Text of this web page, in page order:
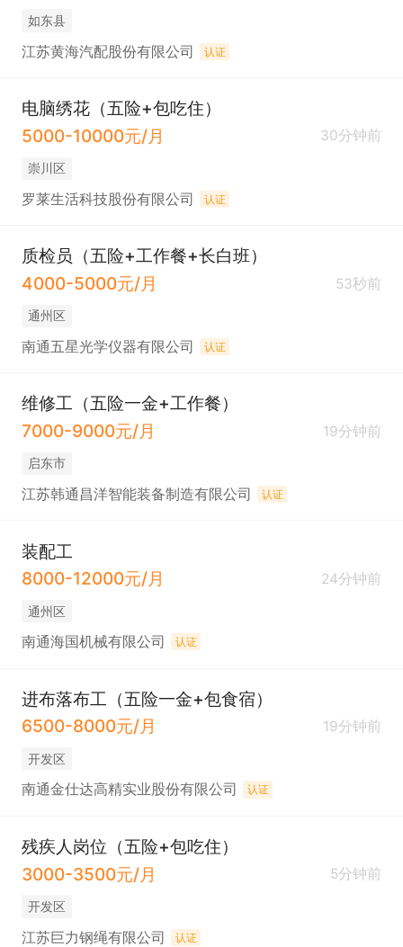
如东县
江苏黄海汽配股份有限公司 认证
电脑绣花（五险+包吃住）
5000-10000元/月
30分钟前
崇川区
罗莱生活科技股份有限公司 认证
质检员（五险+工作餐+长白班）
4000-5000元/月
53秒前
通州区
南通五星光学仪器有限公司 认证
维修工（五险一金+工作餐）
7000-9000元/月
19分钟前
启东市
江苏韩通昌洋智能装备制造有限公司 认证
装配工
8000-12000元/月
24分钟前
通州区
南通海国机械有限公司 认证
进布落布工（五险一金+包食宿）
6500-8000元/月
19分钟前
开发区
南通金仕达高精实业股份有限公司 认证
残疾人岗位（五险+包吃住）
3000-3500元/月
5分钟前
开发区
江苏巨力钢绳有限公司 认证